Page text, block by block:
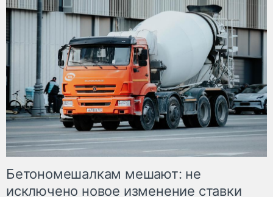
Бетономешалкам мешают: не
исключено новое изменение ставки